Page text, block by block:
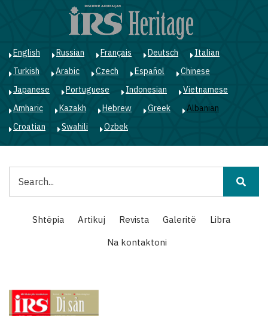
English Russian Français Deutsch
Italian
Turkish
Arabic Czech Español
Chinese
Japanese
Portuguese Indonesian
Vietnamese
Amharic
Kazakh Hebrew Greek
Albanian
Croatian
Swahili Ozbek
Main
navigation
Shtëpia Artikuj Revista Galeritë
Libra
Na kontaktoni